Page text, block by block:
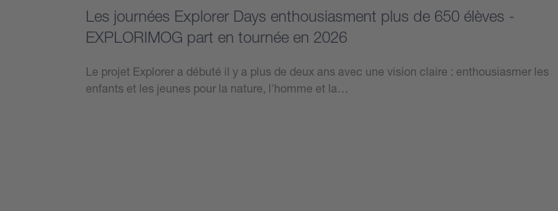
Les journées Explorer Days enthousiasment plus de 650 élèves -
EXPLORIMOG part en tournée en 2026
Le projet Explorer a débuté il y a plus de deux ans avec une vision claire : enthousiasmer les
enfants et les jeunes pour la nature, l'homme et la…